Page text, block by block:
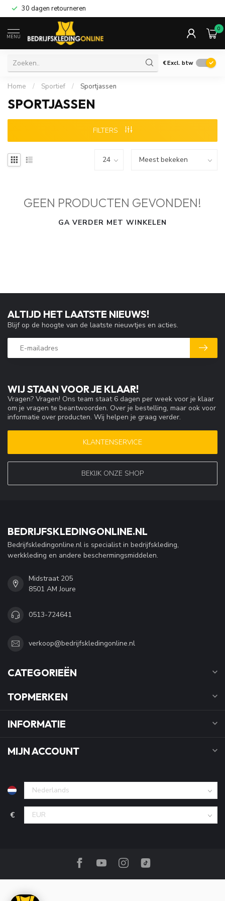
30 dagen retourneren
MENU
0
€Excl. btw
Home / Sportief / Sportjassen
SPORTJASSEN
FILTERS
GEEN PRODUCTEN GEVONDEN!
GA VERDER MET WINKELEN
WIJ STAAN VOOR JE KLAAR!
Vragen? Vragen! Ons team staat 6 dagen per week voor je klaar
om je vragen te beantwoorden. Over je bestelling, maar ook voor
informatie over producten. Wij helpen je graag verder.
KLANTENSERVICE
BEKIJK ONZE SHOP
ALTIJD HET LAATSTE NIEUWS!
Blijf op de hoogte van de laatste nieuwtjes en acties.
BEDRIJFSKLEDINGONLINE.NL
Bedrijfskledingonline.nl is specialist in bedrijfskleding,
werkkleding en andere beschermingsmiddelen.
Midstraat 205
8501 AM Joure
0513-724641
verkoop@bedrijfskledingonline.nl
CATEGORIEËN
TOPMERKEN
INFORMATIE
MIJN ACCOUNT
€